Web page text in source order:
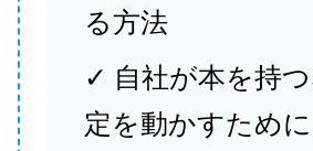
る方法
✓ 自社が本を持
定を動かすため